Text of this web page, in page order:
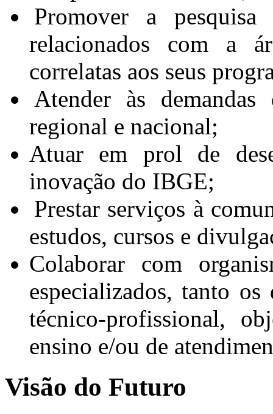
Promover a
relacionados com a
correlatas aos seus
Atender às
regional e nacional;
Atuar em prol de
inovação do IBGE;
Prestar serviços à
estudos, cursos e
Colaborar com
especializados, tanto
técnico-profissional,
ensino e/ou de
Visão do Futuro